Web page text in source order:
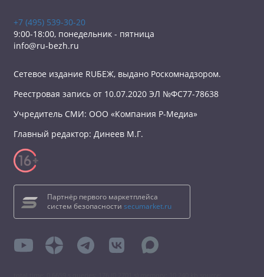
+7 (495) 539-30-20
9:00-18:00, понедельник - пятница
info@ru-bezh.ru
Сетевое издание RUБЕЖ, выдано Роскомнадзором.
Реестровая запись от 10.07.2020 ЭЛ №ФС77-78638
Учредитель СМИ: ООО «Компания Р-Медиа»
Главный редактор: Динеев М.Г.
Партнёр первого маркетплейса
систем безопасности secumarket.ru